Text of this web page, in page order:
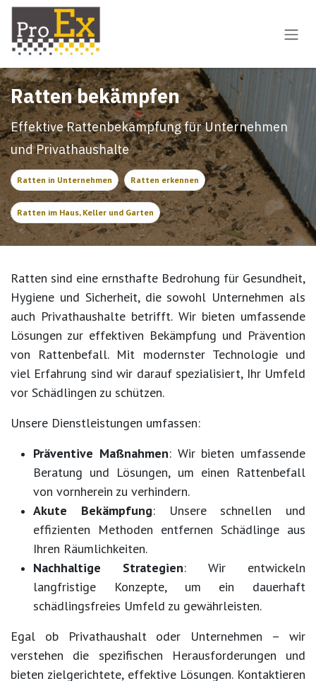
Zum Inhalt springen
Ratten bekämpfen
Effektive Rattenbekämpfung für Unternehmen
und Privathaushalte
Ratten in Unternehmen Ratten erkennen
Ratten im Haus, Keller und Garten
Ratten sind eine ernsthafte Bedrohung für Gesundheit,
Hygiene und Sicherheit, die sowohl Unternehmen als
auch Privathaushalte betrifft. Wir bieten umfassende
Lösungen zur effektiven Bekämpfung und Prävention
von Rattenbefall. Mit modernster Technologie und
viel Erfahrung sind wir darauf spezialisiert, Ihr Umfeld
vor Schädlingen zu schützen.
Unsere Dienstleistungen umfassen:
Präventive Maßnahmen: Wir bieten umfassende
Beratung und Lösungen, um einen Rattenbefall
von vornherein zu verhindern.
Akute Bekämpfung: Unsere schnellen und
effizienten Methoden entfernen Schädlinge aus
Ihren Räumlichkeiten.
Nachhaltige Strategien: Wir entwickeln
langfristige Konzepte, um ein dauerhaft
schädlingsfreies Umfeld zu gewährleisten.
Egal ob Privathaushalt oder Unternehmen – wir
verstehen die spezifischen Herausforderungen und
bieten zielgerichtete, effektive Lösungen. Kontaktieren